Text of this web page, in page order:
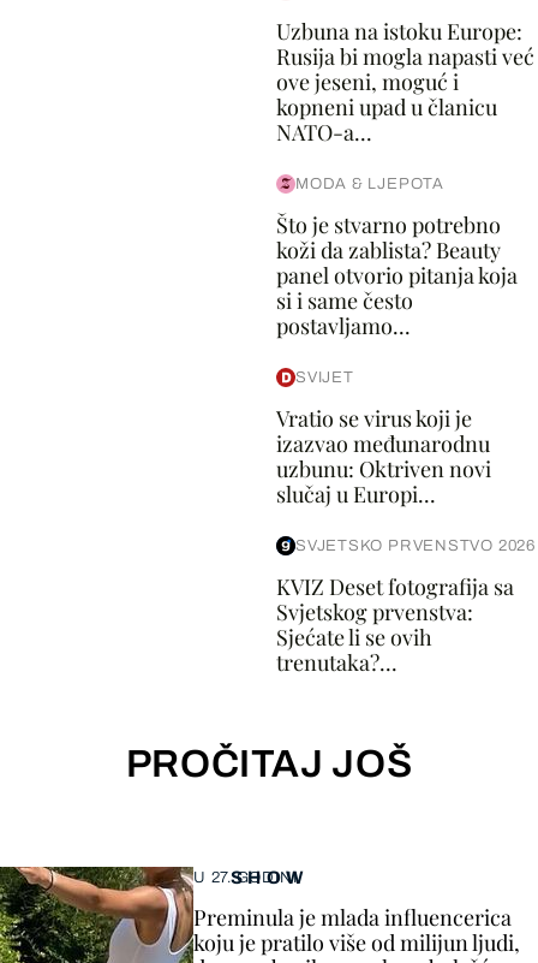
Uzbuna na istoku Europe:
Rusija bi mogla napasti već
ove jeseni, moguć i
kopneni upad u članicu
NATO-a...
MODA & LJEPOTA
Što je stvarno potrebno
koži da zablista? Beauty
panel otvorio pitanja koja
si i same često
postavljamo...
SVIJET
Vratio se virus koji je
izazvao međunarodnu
uzbunu: Oktriven novi
slučaj u Europi...
SVJETSKO PRVENSTVO 2026
KVIZ Deset fotografija sa
Svjetskog prvenstva:
Sjećate li se ovih
trenutaka?...
PROČITAJ JOŠ
SHOW
U 27. GODINI
Preminula je mlada influencerica
koju je pratilo više od milijun ljudi,